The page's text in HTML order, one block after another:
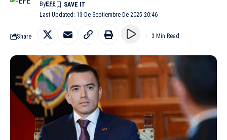
Last Updated: 13 De Septiembre De 2025 20:46
ByEFE
Share 3 Min Read